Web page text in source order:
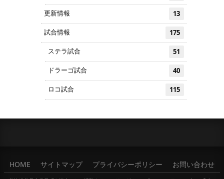
更新情報 13
試合情報 175
ステラ試合 51
ドラーゴ試合 40
ロコ試合 115
HOME サイトマップ プライバシーポリシー お問い合わせ